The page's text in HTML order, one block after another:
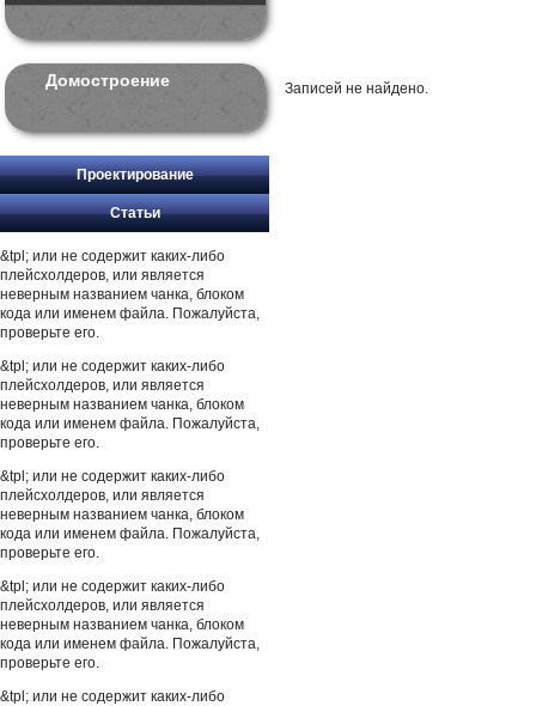
Домостроение
Проектирование
Статьи
&tpl; или не содержит каких-либо
плейсхолдеров, или является
неверным названием чанка, блоком
кода или именем файла. Пожалуйста,
проверьте его.
&tpl; или не содержит каких-либо
плейсхолдеров, или является
неверным названием чанка, блоком
кода или именем файла. Пожалуйста,
проверьте его.
&tpl; или не содержит каких-либо
плейсхолдеров, или является
неверным названием чанка, блоком
кода или именем файла. Пожалуйста,
проверьте его.
&tpl; или не содержит каких-либо
плейсхолдеров, или является
неверным названием чанка, блоком
кода или именем файла. Пожалуйста,
проверьте его.
&tpl; или не содержит каких-либо
Записей не найдено.